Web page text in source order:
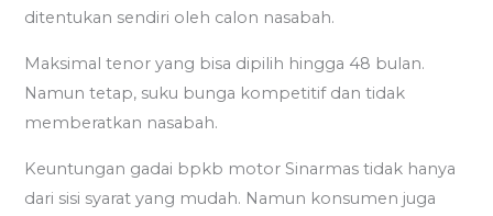
ditentukan sendiri oleh calon nasabah.
Maksimal tenor yang bisa dipilih hingga 48 bulan.
Namun tetap, suku bunga kompetitif dan tidak
memberatkan nasabah.
Keuntungan gadai bpkb motor Sinarmas tidak hanya
dari sisi syarat yang mudah. Namun konsumen juga